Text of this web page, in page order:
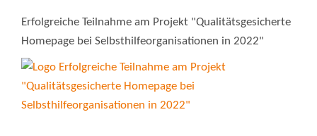
Erfolgreiche Teilnahme am Projekt "Qualitätsgesicherte
Homepage bei Selbsthilfeorganisationen in 2022"